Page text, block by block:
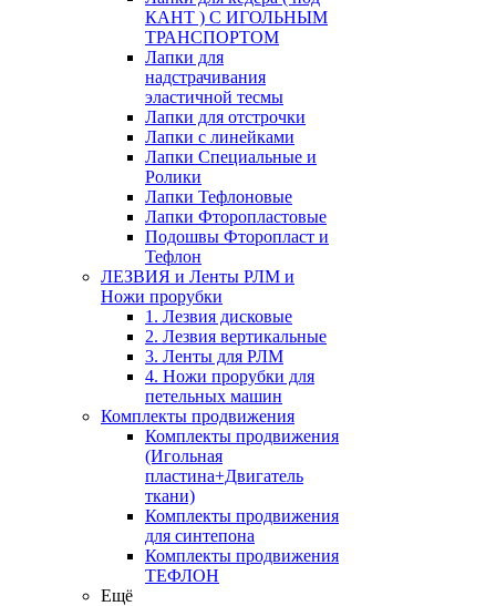
КАНТ ) С ИГОЛЬНЫМ
ТРАНСПОРТОМ
Лапки для
надстрачивания
эластичной тесмы
Лапки для отстрочки
Лапки с линейками
Лапки Специальные и
Ролики
Лапки Тефлоновые
Лапки Фторопластовые
Подошвы Фторопласт и
Тефлон
ЛЕЗВИЯ и Ленты РЛМ и
Ножи прорубки
1. Лезвия дисковые
2. Лезвия вертикальные
3. Ленты для РЛМ
4. Ножи прорубки для
петельных машин
Комплекты продвижения
Комплекты продвижения
(Игольная
пластина+Двигатель
ткани)
Комплекты продвижения
для синтепона
Комплекты продвижения
ТЕФЛОН
Ещё